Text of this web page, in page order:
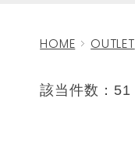
HOME OUTLET
該当件数：51